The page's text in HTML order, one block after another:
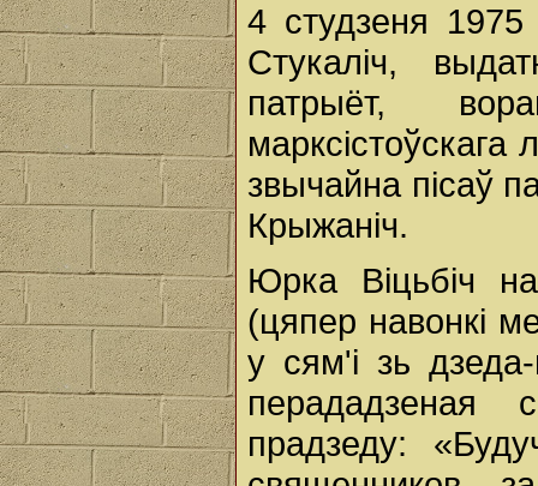
4 студзеня
Стукаліч,
патрыёт,
марксістоўскага
звычайна пісаў
Крыжаніч.
Юрка Віцьбіч
(цяпер навонкі
у сям'і зь
перададзеная
прадзеду: